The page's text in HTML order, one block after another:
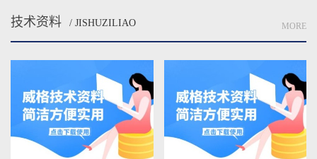
技术资料 / JISHUZILIAO MORE